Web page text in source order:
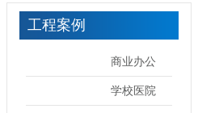
工程案例
商业办公
学校医院